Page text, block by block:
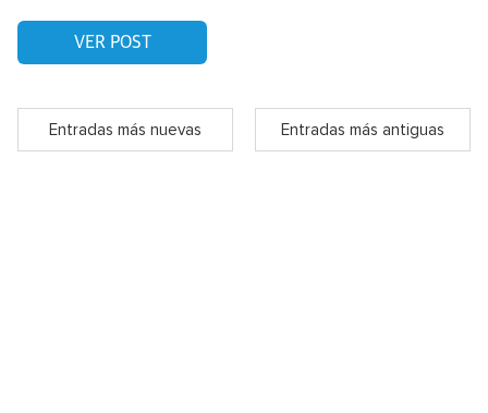
VER POST
Entradas más nuevas Entradas más antiguas